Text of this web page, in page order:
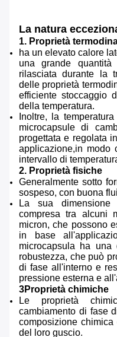
La natura
1. Proprietà
ha un elevato calore
una grande
rilasciata durante la
delle proprietà
efficiente stoccaggio
della temperatura.
Inoltre, la
microcapsule di
progettata e regolata
applicazione,in modo
intervallo di
2. Proprietà fisiche
Generalmente sotto
sospeso, con buona
La sua
compresa tra alcuni
micron, che possono
in base
microcapsula ha una
robustezza, che può
di fase all'interno e
pressione esterna e
3Proprietà chimiche
Le proprietà
cambiamento di fase
composizione
del loro guscio.